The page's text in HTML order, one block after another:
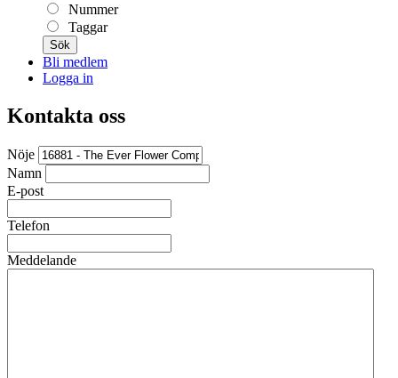
Nummer
Taggar
Sök
Bli medlem
Logga in
Kontakta oss
Nöje
Namn
E-post
Telefon
Meddelande